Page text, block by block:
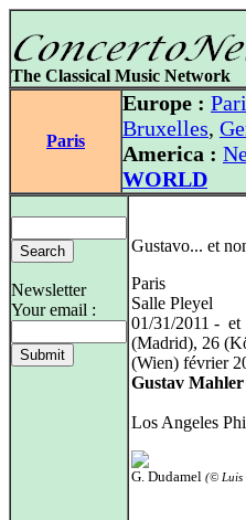
The Classical Music Network
Paris
Europe :
Bruxelles,
America :
WORLD
Newsletter
Your email :
Gustavo... et
Paris
Salle Pleyel
01/31/2011 - et
(Madrid), 26
(Wien) février
Gustav Mahler
Los Angeles
G. Dudamel (© Luis